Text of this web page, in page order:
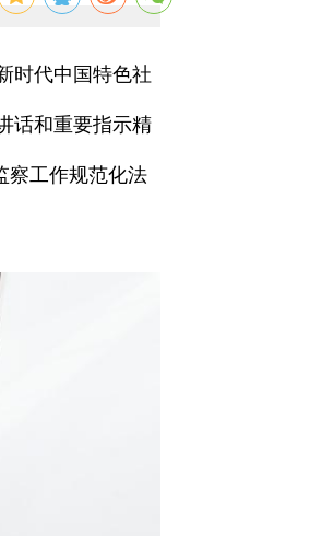
时代中国特色社
话和重要指示精
察工作规范化法